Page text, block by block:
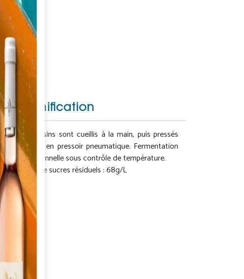
Vinification
Les raisins sont cueillis à la main, puis pressés
entiers en pressoir pneumatique. Fermentation
traditionnelle sous contrôle de température.
Taux de sucres résiduels : 68g/L